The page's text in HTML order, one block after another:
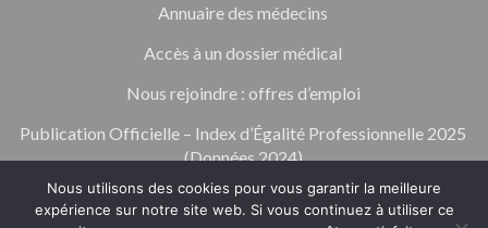
Annuaire des médecins
Accès à un dossier médical
Nous rejoindre : offres d’emploi
Publication Officielle – Index d’Égalité Professionnelle 2025
(Données 2024)
Espace professionnel de santé
Nous utilisons des cookies pour vous garantir la meilleure
expérience sur notre site web. Si vous continuez à utiliser ce